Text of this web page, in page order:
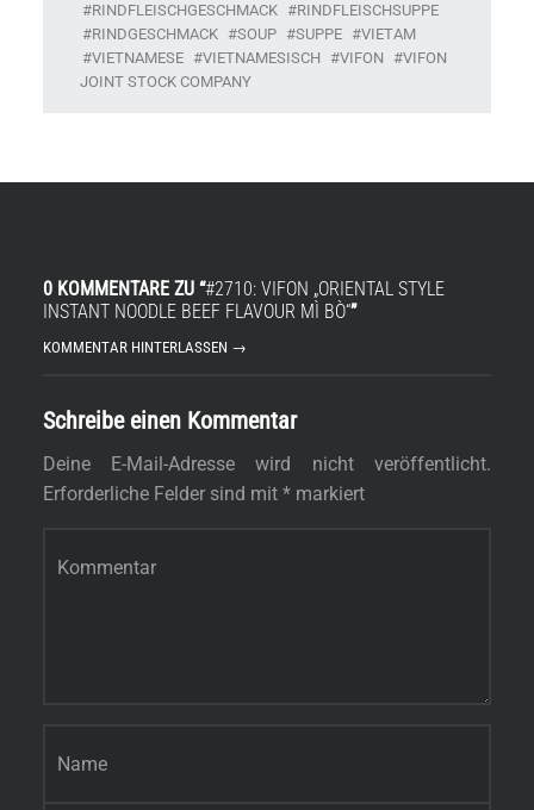
RINDFLEISCHGESCHMACK
RINDFLEISCHSUPPE
RINDGESCHMACK
SOUP SUPPE
VIETAM
VIETNAMESE
VIETNAMESISCH VIFON
VIFON
JOINT STOCK COMPANY
0 KOMMENTARE ZU “#2710: VIFON „ORIENTAL STYLE
INSTANT NOODLE BEEF FLAVOUR MÌ BÒ“”
KOMMENTAR HINTERLASSEN →
Schreibe einen Kommentar
Deine E-Mail-Adresse wird nicht veröffentlicht.
Erforderliche Felder sind mit *markiert